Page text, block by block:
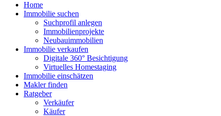
Home
Immobilie suchen
Suchprofil anlegen
Immobilienprojekte
Neubauimmobilien
Immobilie verkaufen
Digitale 360° Besichtigung
Virtuelles Homestaging
Immobilie einschätzen
Makler finden
Ratgeber
Verkäufer
Käufer